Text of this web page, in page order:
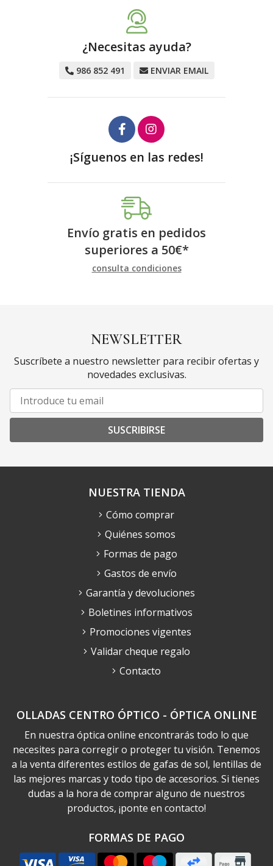
¿Necesitas ayuda?
986 852 491 ENVIAR EMAIL
¡Síguenos en las redes!
Envío gratis en pedidos
superiores a 50€*
consulta condiciones
NEWSLETTER
Suscríbete a nuestro newsletter para recibir ofertas y
novedades exclusivas.
SUSCRIBIRSE
OLLADAS CENTRO ÓPTICO - ÓPTICA ONLINE
En nuestra óptica online encontrarás todo lo que
necesites para corregir o proteger tu visión. Tenemos
a la venta diferentes estilos de gafas de sol, lentillas de
las mejores marcas y todo tipo de accesorios. Si tienes
dudas a la hora de comprar alguno de nuestros
productos, ¡ponte en contacto!
FORMAS DE PAGO
NUESTRA TIENDA
Cómo comprar
Quiénes somos
Formas de pago
Gastos de envío
Garantía y devoluciones
Boletines informativos
Promociones vigentes
Validar cheque regalo
Contacto